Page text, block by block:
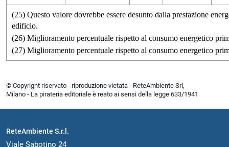
(25) Questo valore dovrebbe essere desunto dalla prestazione
edificio.
(26) Miglioramento percentuale rispetto al consumo energetico
(27) Miglioramento percentuale rispetto al consumo energetico
© Copyright riservato - riproduzione vietata - ReteAmbiente Srl,
Milano - La pirateria editoriale è reato ai sensi della legge 633/1941
ReteAmbiente S.r.l.
Viale Sabotino 24